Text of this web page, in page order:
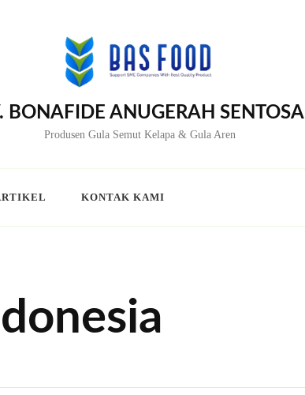
BONAFIDE ANUGERAH SENTOSA
Produsen Gula Semut Kelapa & Gula Aren
KONTAK KAMI